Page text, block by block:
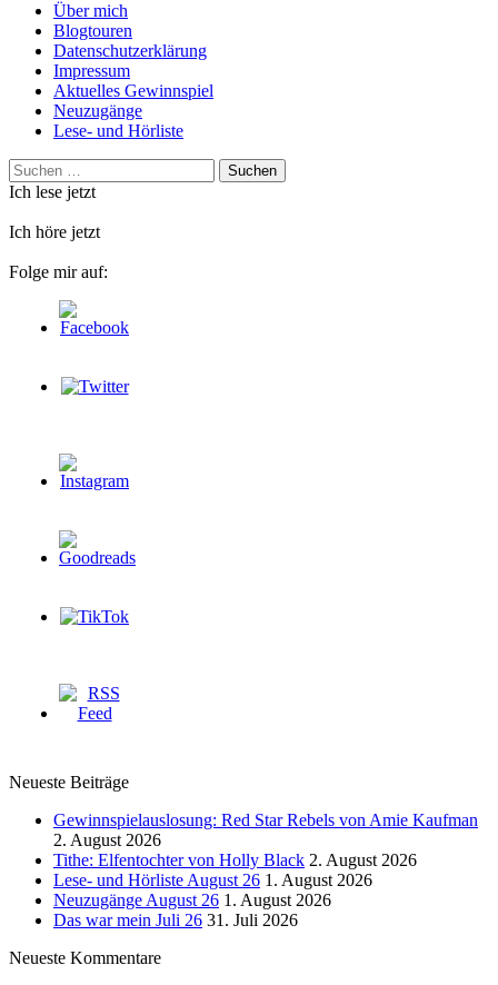
Über mich
Blogtouren
Datenschutzerklärung
Impressum
Aktuelles Gewinnspiel
Neuzugänge
Lese- und Hörliste
Suchen
nach:
Ich lese jetzt
Ich höre jetzt
Folge mir auf:
Neueste Beiträge
Gewinnspielauslosung: Red Star Rebels von Amie Kaufman
2. August 2026
Tithe: Elfentochter von Holly Black 2. August 2026
Lese- und Hörliste August 26 1. August 2026
Neuzugänge August 26 1. August 2026
Das war mein Juli 26 31. Juli 2026
Neueste Kommentare